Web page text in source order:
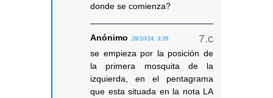
donde se comienza?
Anónimo 28/10/24, 9:39
se empieza por la posición de
la primera mosquita de la
izquierda, en el pentagrama
que esta situada en la nota LA